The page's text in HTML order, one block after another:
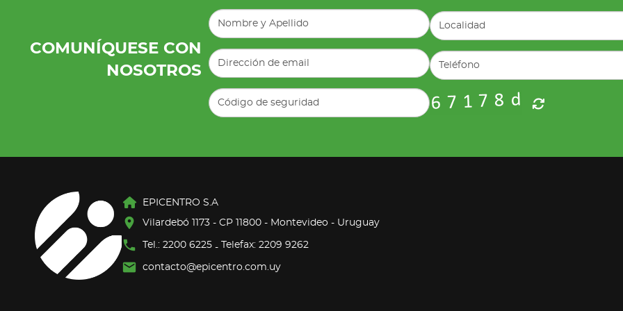
COMUNÍQUESE CON
NOSOTROS
EPICENTRO S.A
Vilardebó 1173 - CP 11800 - Montevideo - Uruguay
Tel.: 2200 6225 - Telefax: 2209 9262
contacto@epicentro.com.uy